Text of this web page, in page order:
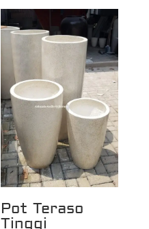
Pot Teraso
Tinggi